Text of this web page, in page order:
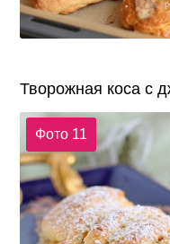
Творожная коса с
Фото 11